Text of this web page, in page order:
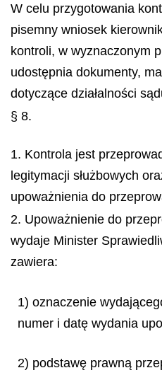
W celu przygotowania
pisemny wniosek
kontroli, w wyznaczonym
udostępnia dokumenty,
dotyczące działalności
§ 8.
1. Kontrola jest
legitymacji służbowych
upoważnienia do
2. Upoważnienie do
wydaje Minister
zawiera:
1) oznaczenie
numer i datę wydania
2) podstawę prawną